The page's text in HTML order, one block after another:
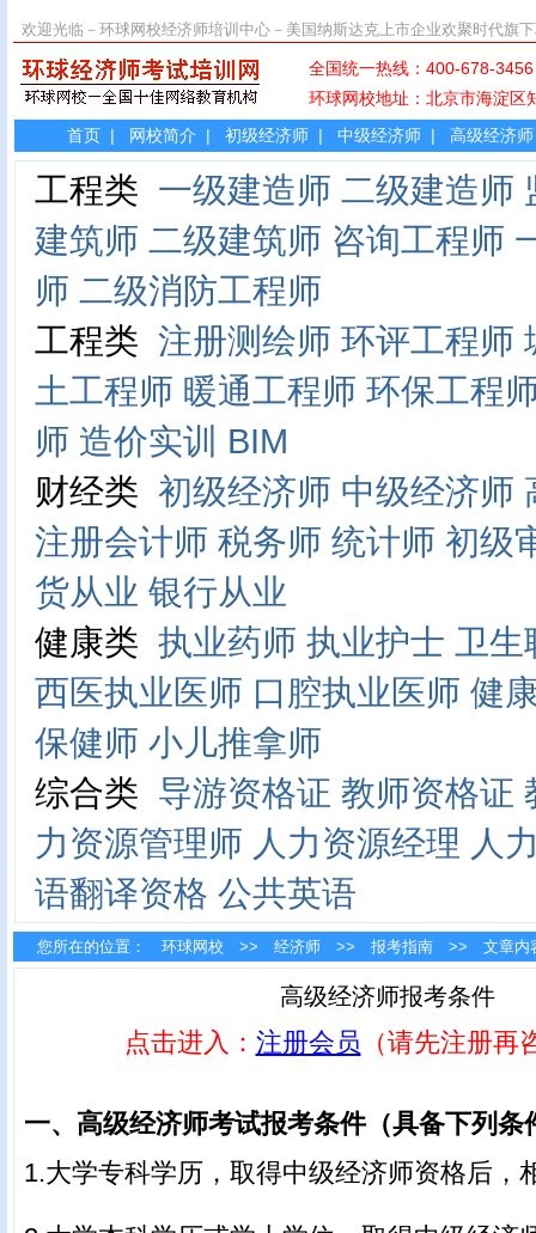
欢迎光临－环球网校经济师培训中心－美国纳斯达克上市企业欢聚时代旗
全国统一热线：400-
环球网校地址：北京市海
首页 | 网校简介 | 初级经济师 | 中级经济师 | 高级经济师
工程类 一级建造师 二级建造师
建筑师 二级建筑师 咨询工程师
师 二级消防工程师
工程类 注册测绘师 环评工程师
土工程师 暖通工程师 环保工程
师 造价实训 BIM
财经类 初级经济师 中级经济师
注册会计师 税务师 统计师 初级
货从业 银行从业
健康类 执业药师 执业护士 卫生
西医执业医师 口腔执业医师 健
保健师 小儿推拿师
综合类 导游资格证 教师资格证
力资源管理师 人力资源经理 人
语翻译资格 公共英语
您所在的位置： 环球网校 >> 经济师 >> 报考指南 >> 文章内
高级经济师报考条件
点击进入： 注册会员 （请先注册再
一、高级经济师考试报考条件（具备下列条
1.大学专科学历，取得中级经济师资格后，